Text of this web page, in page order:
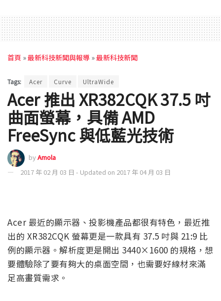
首頁 »最新科技新聞與報導 »最新科技新聞
Tags: Acer Curve UltraWide
Acer 推出 XR382CQK 37.5 吋
曲面螢幕，具備 AMD
FreeSync 與低藍光技術
byAmola
2017 年 02 月 03 日 - Updated on 2017 年 04 月 03 日
Acer 最近的顯示器、投影機產品都很有特色，最近推
出的 XR382CQK 螢幕更是一款具有 37.5 吋與 21:9 比
例的顯示器。解析度更是開出 3440×1600 的規格，想
要體驗除了要有夠大的桌面空間，也需要好線材來滿
足高畫質需求。